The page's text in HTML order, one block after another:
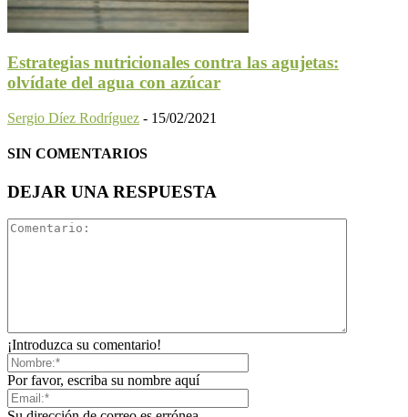
Estrategias nutricionales contra las agujetas:
olvídate del agua con azúcar
Sergio Díez Rodríguez - 15/02/2021
SIN COMENTARIOS
DEJAR UNA RESPUESTA
¡Introduzca su comentario!
Por favor, escriba su nombre aquí